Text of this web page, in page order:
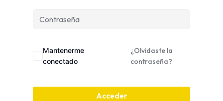
Mantenerme
conectado
¿Olvidaste la
contraseña?
Acceder